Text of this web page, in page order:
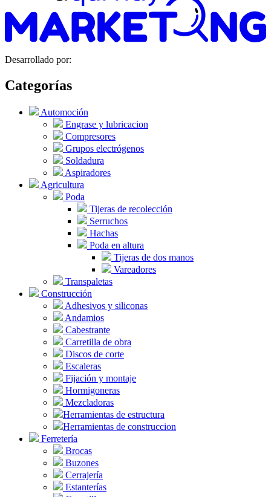
Desarrollado por:
Categorías
Automoción
Engrase y lubricacion
Compresores
Grupos electrógenos
Soldadura
Aspiradores
Agricultura
Poda
Tijeras de recolección
Serruchos
Hachas
Poda en altura
Tijeras de dos manos
Vareadores
Transpaletas
Construcción
Adhesivos y siliconas
Andamios
Cabestrante
Carretilla de obra
Discos de corte
Escaleras
Fijación y montaje
Hormigoneras
Mezcladoras
Herramientas de estructura
Herramientas de construccion
Ferretería
Brocas
Buzones
Cerrajería
Estanterías